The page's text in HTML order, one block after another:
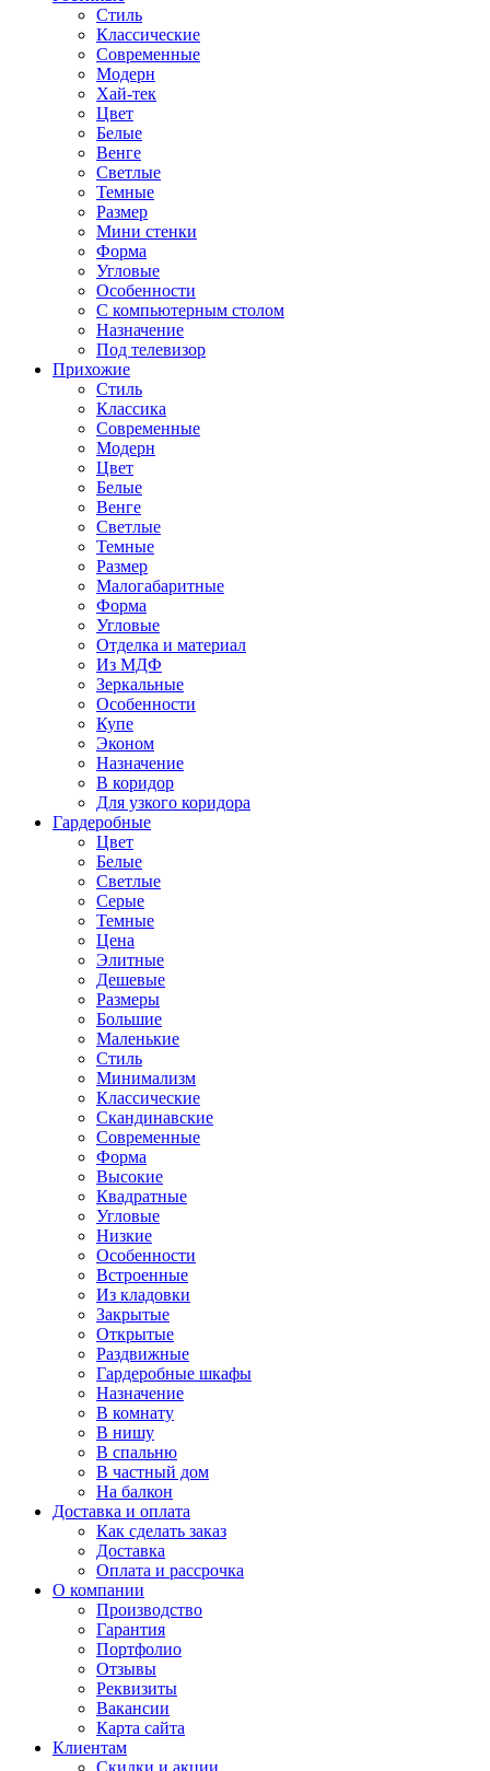
Стиль
Классические
Современные
Модерн
Хай-тек
Цвет
Белые
Венге
Светлые
Темные
Размер
Мини стенки
Форма
Угловые
Особенности
С компьютерным столом
Назначение
Под телевизор
Прихожие
Стиль
Классика
Современные
Модерн
Цвет
Белые
Венге
Светлые
Темные
Размер
Малогабаритные
Форма
Угловые
Отделка и материал
Из МДФ
Зеркальные
Особенности
Купе
Эконом
Назначение
В коридор
Для узкого коридора
Гардеробные
Цвет
Белые
Светлые
Серые
Темные
Цена
Элитные
Дешевые
Размеры
Большие
Маленькие
Стиль
Минимализм
Классические
Скандинавские
Современные
Форма
Высокие
Квадратные
Угловые
Низкие
Особенности
Встроенные
Из кладовки
Закрытые
Открытые
Раздвижные
Гардеробные шкафы
Назначение
В комнату
В нишу
В спальню
В частный дом
На балкон
Доставка и оплата
Как сделать заказ
Доставка
Оплата и рассрочка
О компании
Производство
Гарантия
Портфолио
Отзывы
Реквизиты
Вакансии
Карта сайта
Клиентам
Скидки и акции